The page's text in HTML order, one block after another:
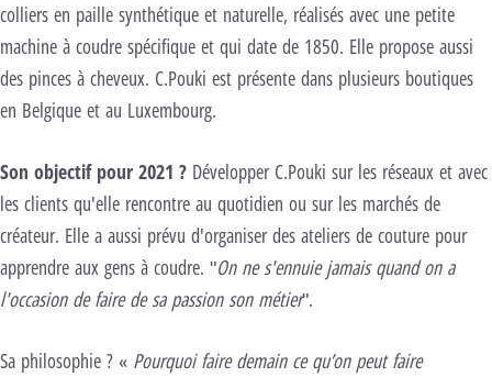
colliers en paille synthétique et naturelle, réalisés avec une petite
machine à coudre spécifique et qui date de 1850. Elle propose aussi
des pinces à cheveux. C.Pouki est présente dans plusieurs boutiques
en Belgique et au Luxembourg.
Son objectif pour 2021 ? Développer C.Pouki sur les réseaux et avec
les clients qu'elle rencontre au quotidien ou sur les marchés de
créateur. Elle a aussi prévu d'organiser des ateliers de couture pour
apprendre aux gens à coudre. "On ne s'ennuie jamais quand on a
l'occasion de faire de sa passion son métier".
Sa philosophie ? « Pourquoi faire demain ce qu’on peut faire